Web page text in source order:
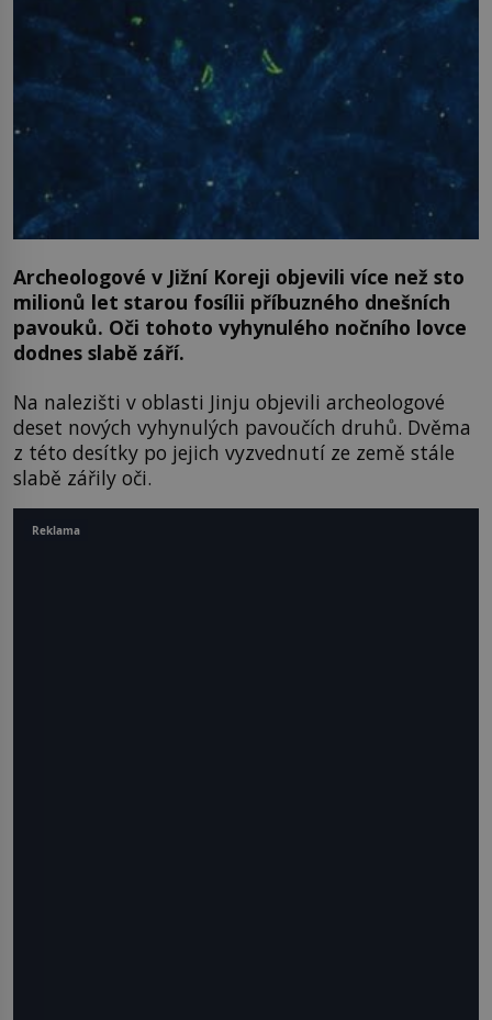
Archeologové v Jižní Koreji objevili více než sto
milionů let starou fosílii příbuzného dnešních
pavouků. Oči tohoto vyhynulého nočního lovce
dodnes slabě září.
Na nalezišti v oblasti Jinju objevili archeologové
deset nových vyhynulých pavoučích druhů. Dvěma
z této desítky po jejich vyzvednutí ze země stále
slabě zářily oči.
Reklama